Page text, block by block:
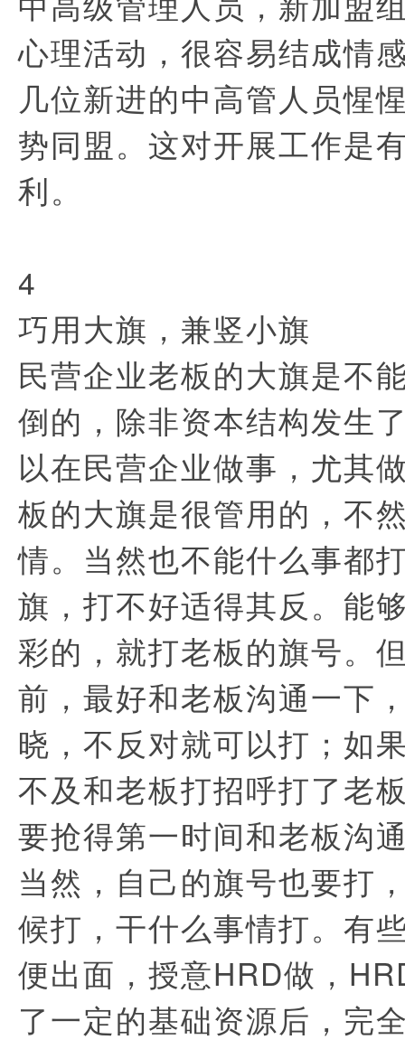
心理活动，很容易结成情
几位新进的中高管人员惺
势同盟。这对开展工作是
利。
4
巧用大旗，兼竖小旗
民营企业老板的大旗是不
倒的，除非资本结构发生
以在民营企业做事，尤其
板的大旗是很管用的，不
情。当然也不能什么事都
旗，打不好适得其反。能
彩的，就打老板的旗号。
前，最好和老板沟通一下
晓，不反对就可以打；如
不及和老板打招呼打了老
要抢得第一时间和老板沟
当然，自己的旗号也要打
候打，干什么事情打。有
便出面，授意HRD做，
了一定的基础资源后，完